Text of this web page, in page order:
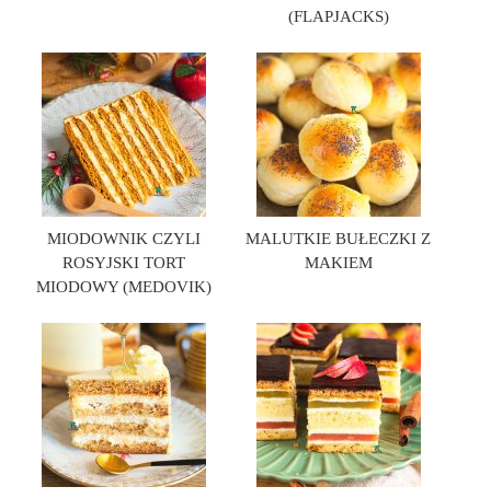
(FLAPJACKS)
MIODOWNIK CZYLI
ROSYJSKI TORT
MIODOWY (MEDOVIK)
MALUTKIE BUŁECZKI Z
MAKIEM